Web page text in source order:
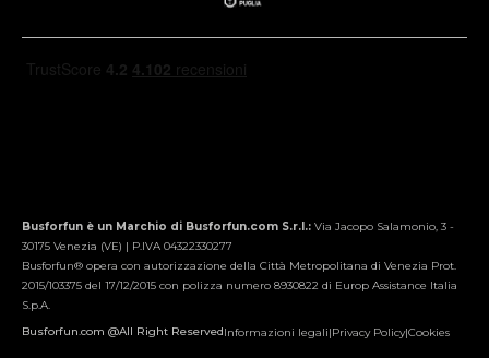
Busforfun è un Marchio di Busforfun.com S.r.l.: Via Jacopo Salamonio, 3 -
30175 Venezia (VE) | P.IVA 04322330277
Busforfun® opera con autorizzazione della Città Metropolitana di Venezia Prot.
2015/103375 del 17/12/2015 con polizza numero 8930822 di Europ Assistance Italia
S.p.A.
Busforfun.com @All Right ReservedInformazioni legali|Privacy Policy|Cookies